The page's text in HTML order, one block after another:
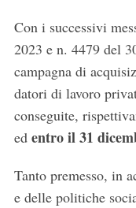
Con i successivi
2023 e n. 4479 del
campagna di
datori di lavoro
conseguite,
ed entro il 31
Tanto premesso, in
e delle politiche